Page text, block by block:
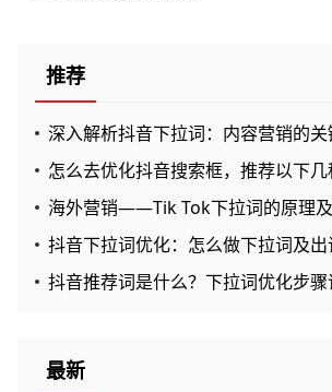
推荐
深入解析抖音下拉词：内容营销的关
怎么去优化抖音搜索框，推荐以下几
抖音推荐词是什么？下拉词优化步
最新